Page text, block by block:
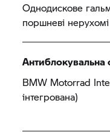
Однодискове
поршневі
Антиблокувальна
BMW Motorrad
інтегрована)